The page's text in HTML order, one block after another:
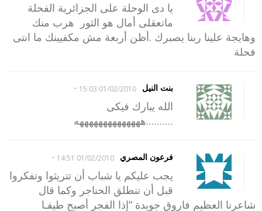
يا دى الوحلة على الجزائرية الفحلة
ماتعقلى أمال هو الثور هرب منك
وهايجة علينا ربنا يصبرك .أظن أربعة مش مكفيينك ما انتى
فحلة
بنت النيل 01/02/2010 15:03
-
الله يبارك فيكى
……….ههههههههههههههه
فرعون المصري 01/02/2010 14:51
-
يجب عليكم يا شباب أن تتريثوا وتفكروا
قبل أن تنطلق الحناجر وكما قال
شاعرنا العظيم فاروق جويدة “إذا الفجر أصبح طيفـا